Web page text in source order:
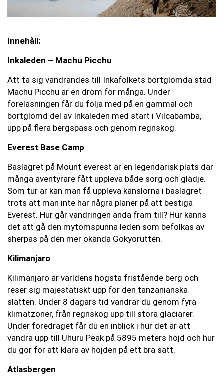
Innehåll:
Inkaleden – Machu Picchu
Att ta sig vandrandes till Inkafolkets bortglömda stad
Machu Picchu är en dröm för många. Under
föreläsningen får du följa med på en gammal och
bortglömd del av Inkaleden med start i Vilcabamba,
upp på flera bergspass och genom regnskog.
Everest Base Camp
Baslägret på Mount everest är en legendarisk plats där
många äventyrare fått uppleva både sorg och glädje.
Som tur är kan man få uppleva känslorna i baslägret
trots att man inte har några planer på att bestiga
Everest. Hur går vandringen ända fram till? Hur känns
det att gå den mytomspunna leden som befolkas av
sherpas på den mer okända Gokyorutten.
Kilimanjaro
Kilimanjaro är världens högsta fristående berg och
reser sig majestätiskt upp för den tanzanianska
slätten. Under 8 dagars tid vandrar du genom fyra
klimatzoner, från regnskog upp till stora glaciärer.
Under föredraget får du en inblick i hur det är att
vandra upp till Uhuru Peak på 5895 meters höjd och hur
du gör för att klara av höjden på ett bra sätt.
Atlasbergen